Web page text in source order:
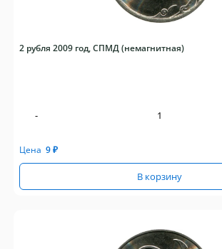
2 рубля 2009 год, СПМД (немагнитная)
-
Цена 9₽
В корзину